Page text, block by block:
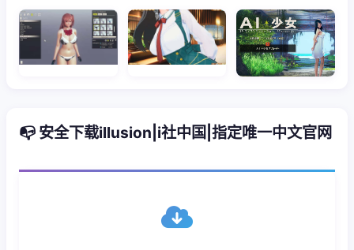
📭 安全下载illusion|i社中国|指定唯一中文官网